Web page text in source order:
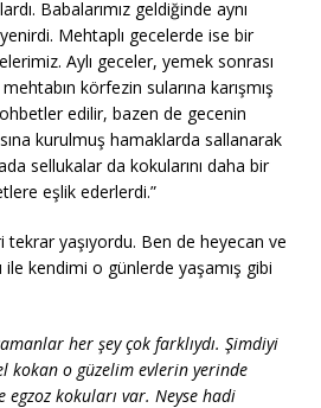
Babalarımız geldiğinde aynı
Mehtaplı gecelerde ise bir
Aylı geceler, yemek sonrası
körfezin sularına karışmış
edilir, bazen de gecenin
kurulmuş hamaklarda sallanarak
sellukalar da kokularını daha bir
eşlik ederlerdi.”
tekrar yaşıyordu. Ben de heyecan ve
ile kendimi o günlerde yaşamış gibi
her şey çok farklıydı. Şimdiyi
kokan o güzelim evlerin yerinde
kokuları var. Neyse hadi